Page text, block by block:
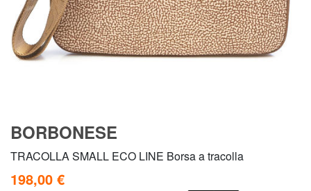
BORBONESE
TRACOLLA SMALL ECO LINE Borsa a tracolla
198,00 €